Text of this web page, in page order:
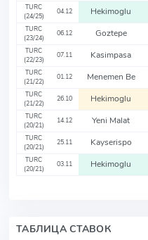
TURC
(24/25)
04.12 Hekimoglu
TURC
(23/24)
06.12 Goztepe
TURC
(22/23)
07.11 Kasimpasa
TURC
(21/22)
01.12 Menemen Be
TURC
(21/22)
26.10 Hekimoglu
TURC
(20/21)
14.12 Yeni Malat
TURC
(20/21)
25.11 Kayserispo
TURC
(20/21)
03.11 Hekimoglu
ТАБЛИЦА СТАВОК